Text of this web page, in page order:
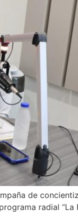
de
radial